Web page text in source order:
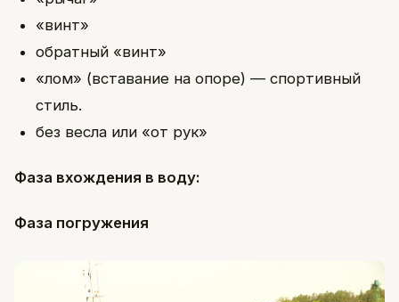
«винт»
обратный «винт»
«лом» (вставание на опоре) — спортивный
стиль.
без весла или «от рук»
Фаза вхождения в воду:
Фаза погружения